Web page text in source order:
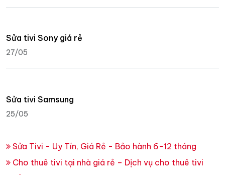
Sửa chữa tivi tại nhà
21/03
Sửa tivi LED
29/05
Sửa tivi Sony giá rẻ